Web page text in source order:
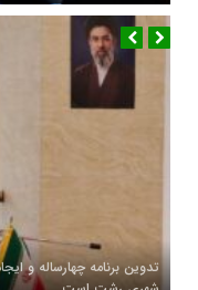
تدوین برنامه چهارساله و